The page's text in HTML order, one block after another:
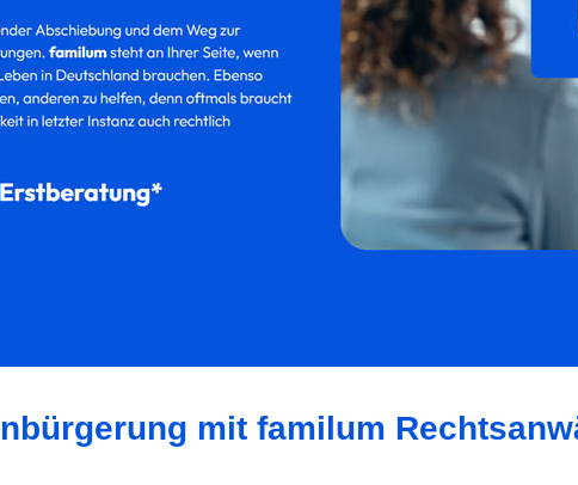
mit familum